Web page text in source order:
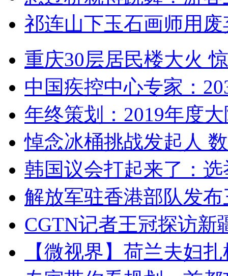
祁连山下玉石画师用
重庆30层居民楼大火
中国疾控中心专家：
年终策划：2019年度
悼念冰桶挑战发起人
韩国议会打起来了：
解放军驻香港部队发
CGTN记者王冠探访新
【微视界】荷兰夫妇